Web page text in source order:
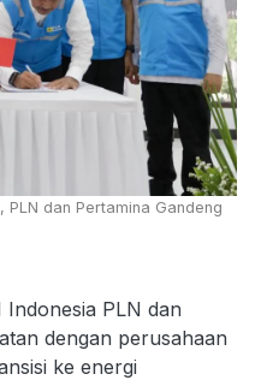
dan Pertamina Gandeng
PLN dan
dengan perusahaan
ke energi